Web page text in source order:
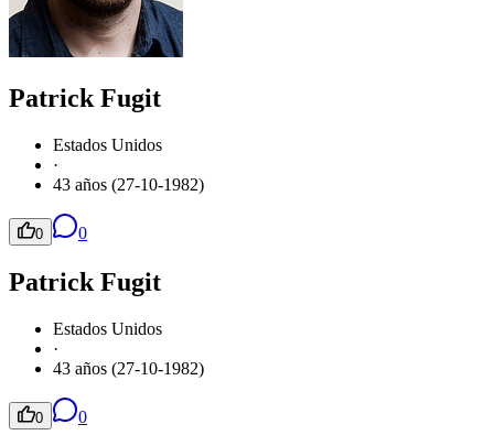
Patrick Fugit
Estados Unidos
·
43 años (27-10-1982)
0 0
Patrick Fugit
Estados Unidos
·
43 años (27-10-1982)
0 0